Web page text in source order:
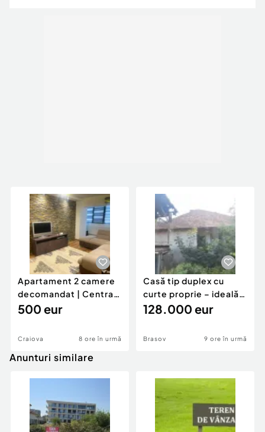
Apartament 2 camere
decomandat | Centrală
proprie | 60 mp |
500 eur
Craiova 8 ore în urmă
Casă tip duplex cu
curte proprie – ideală
pentru renovar
128.000 eur
Brasov 9 ore în urmă
Anunturi similare